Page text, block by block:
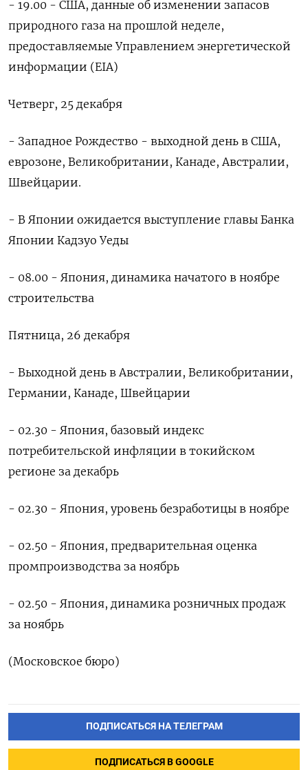
- 19.00 - США, данные об изменении запасов
природного газа на прошлой неделе,
предоставляемые Управлением энергетической
информации (EIA)
Четверг, 25 декабря
- Западное Рождество - выходной день в США,
еврозоне, Великобритании, ‍Канаде, Австралии,
Швейцарии.
- В Японии ожидается выступление главы Банка
Японии Кадзуо Уеды
- 08.00 - Япония, динамика начатого в ноябре
строительства
Пятница, 26 декабря
- Выходной день в Австралии, Великобритании,
Германии, Канаде, Швейцарии
- 02.30 - Япония, базовый индекс
потребительской инфляции в токийском
регионе ⁠за декабрь
- 02.30 - Япония, уровень безработицы в ноябре
- 02.50 - Япония, предварительная оценка
промпроизводства за ноябрь
- 02.50 - Япония, динамика розничных продаж
за ноябрь
(Московское бюро)
ПОДПИСАТЬСЯ НА ТЕЛЕГРАМ
ПОДПИСАТЬСЯ В GOOGLE